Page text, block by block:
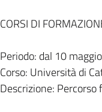
CORSI DI
Periodo: dal 10
Corso: Università di
Descrizione: